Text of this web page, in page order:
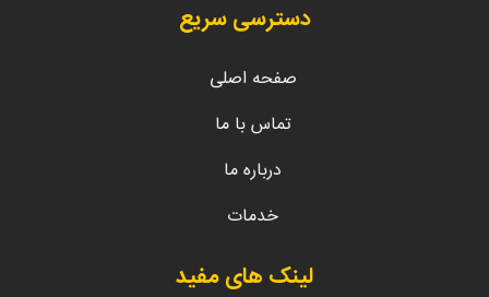
دسترسی سریع
صفحه اصلی
تماس با ما
درباره ما
خدمات
لینک های مفید